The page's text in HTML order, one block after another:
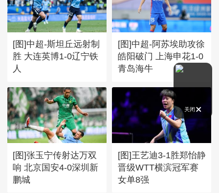
关闭
[图]中超-斯坦丘远射制
胜 大连英博1-0辽宁铁
人
[图]中超-阿苏埃助攻徐
皓阳破门 上海申花1-0
青岛海牛
[图]张玉宁传射达万双
响 北京国安4-0深圳新
鹏城
[图]王艺迪3-1胜郑怡静
晋级WTT横滨冠军赛
女单8强